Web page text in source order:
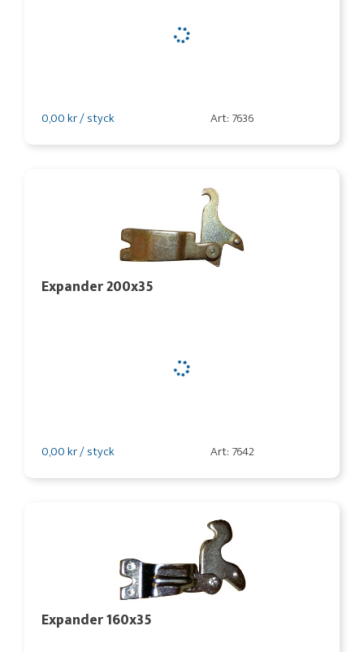
0,00 kr / styck Art: 7636
Expander 200x35
0,00 kr / styck Art: 7642
Expander 160x35